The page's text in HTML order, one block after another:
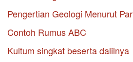
Pengertian Geologi Menurut
Contoh Rumus ABC
Kultum singkat beserta dalilnya